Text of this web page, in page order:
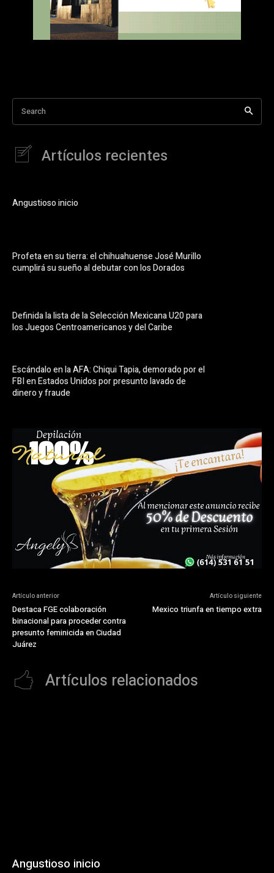
Search
Artículos recientes
Angustioso inicio
Profeta en su tierra: el chihuahuense José Murillo
cumplirá su sueño al debutar con los Dorados
Definida la lista de la Selección Mexicana U20 para
los Juegos Centroamericanos y del Caribe
Escándalo en la AFA: Chiqui Tapia, demorado por el
FBI en Estados Unidos por presunto lavado de
dinero y fraude
Artículo anterior
Destaca FGE colaboración
binacional para proceder contra
presunto feminicida en Ciudad
Juárez
Artículo siguiente
Mexico triunfa en tiempo extra
Artículos relacionados
Angustioso inicio